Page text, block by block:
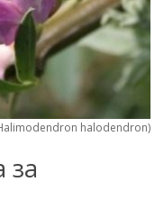
halodendron).
за